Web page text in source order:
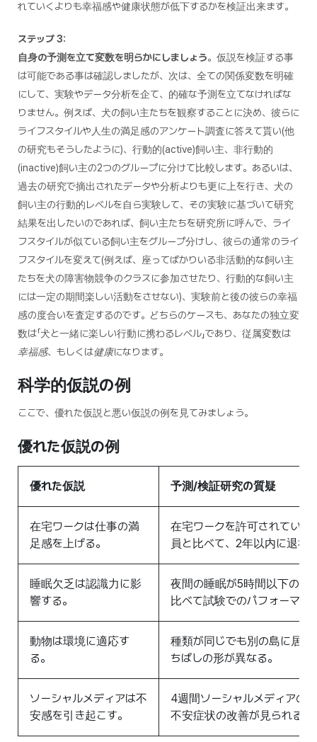
れていくよりも幸福感や健康状態が低下するかを検証出来ます。
ステップ 3:
自身の予測を立て変数を明らかにしましょう。仮説を検証する事
は可能である事は確認しましたが、次は、全ての関係変数を明確
にして、実験やデータ分析を企て、的確な予測を立てなければな
りません。例えば、犬の飼い主たちを観察することに決め、彼らに
ライフスタイルや人生の満足感のアンケート調査に答えて貰い(他
の研究もそうしたように)、行動的(active)飼い主、非行動的
(inactive)飼い主の2つのグループに分けて比較します。あるいは、
過去の研究で摘出されたデータや分析よりも更に上を行き、犬の
飼い主の行動的レベルを自ら実験して、その実験に基づいて研究
結果を出したいのであれば、飼い主たちを研究所に呼んで、ライ
フスタイルが似ている飼い主をグループ分けし、彼らの通常のライ
フスタイルを変えて(例えば、座ってばかりいる非活動的な飼い主
たちを犬の障害物競争のクラスに参加させたり、行動的な飼い主
には一定の期間楽しい活動をさせない)、実験前と後の彼らの幸福
感の度合いを査定するのです。どちらのケースも、あなたの独立変
数は「犬と一緒に楽しい行動に携わるレベル」であり、従属変数は
幸福感、もしくは健康になります。
科学的仮説の例
ここで、優れた仮説と悪い仮説の例を見てみましょう。
優れた仮説の例
優れた仮説 予測/検証研究の質疑
在宅ワークは仕事の満
足感を上げる。
在宅ワークを許可されてい
員と比べて、2年以内に退社
睡眠欠乏は認識力に影
響する。
夜間の睡眠が5時間以下の学
比べて試験でのパフォーマン
動物は環境に適応す
る。
種類が同じでも別の島に居
ちばしの形が異なる。
ソーシャルメディアは不
安感を引き起こす。
4週間ソーシャルメディアの
不安症状の改善が見られるか